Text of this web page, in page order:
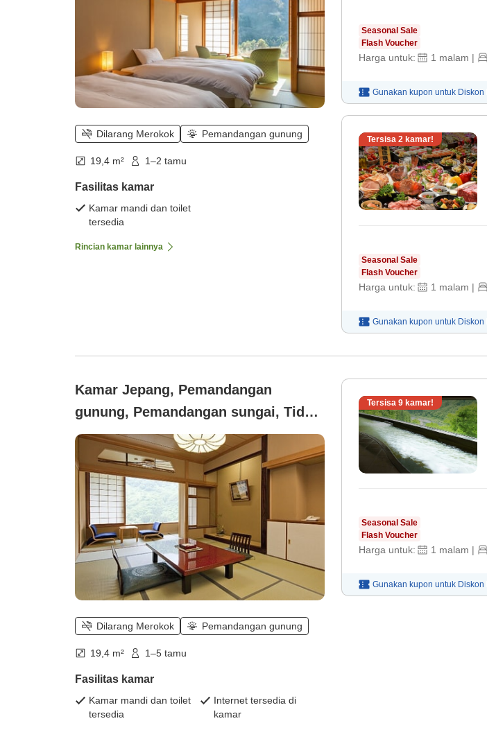
Pemandangan lembah》)
Dilarang Merokok Pemandangan gunung
19,4 m² 1–2 tamu
Fasilitas kamar
Kamar mandi dan toilet
tersedia
Rincian kamar lainnya
Seasonal Sale
Flash Voucher
Harga untuk: 1 malam |
Gunakan kupon untuk Diskon
Tersisa 2 kamar!
Seasonal Sale
Flash Voucher
Harga untuk: 1 malam |
Gunakan kupon untuk Diskon
Kamar Jepang, Pemandangan
gunung, Pemandangan sungai, Tidak
merokok (【Sisi Lembah】Suara
Sungai Kamar Gaya Jepang 12
Tatami Kamar Bebas Asap Rokok)
Dilarang Merokok Pemandangan gunung
19,4 m² 1–5 tamu
Fasilitas kamar
Kamar mandi dan toilet
tersedia
Internet tersedia di
kamar
Tersisa 9 kamar!
Seasonal Sale
Flash Voucher
Harga untuk: 1 malam |
Gunakan kupon untuk Diskon